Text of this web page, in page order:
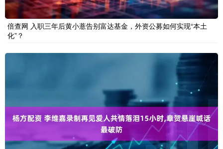
倍查网 入职三年后黄小薏告别富达基金，外资公募如何实现“本土
化”？